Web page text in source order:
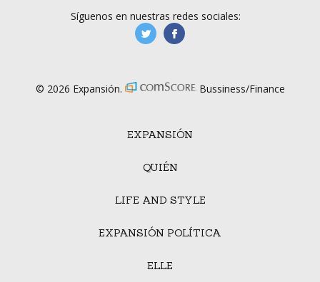
EXPANSIÓN
QUIÉN
LIFE AND STYLE
EXPANSIÓN POLÍTICA
ELLE
Síguenos en nuestras redes sociales:
manufacturaGE
© 2026 Expansión. Bussiness/Finance